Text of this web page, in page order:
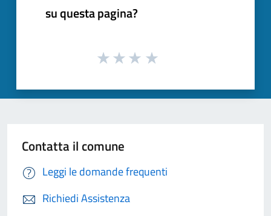
su questa pagina?
Contatta il comune
Leggi le domande frequenti
Richiedi Assistenza